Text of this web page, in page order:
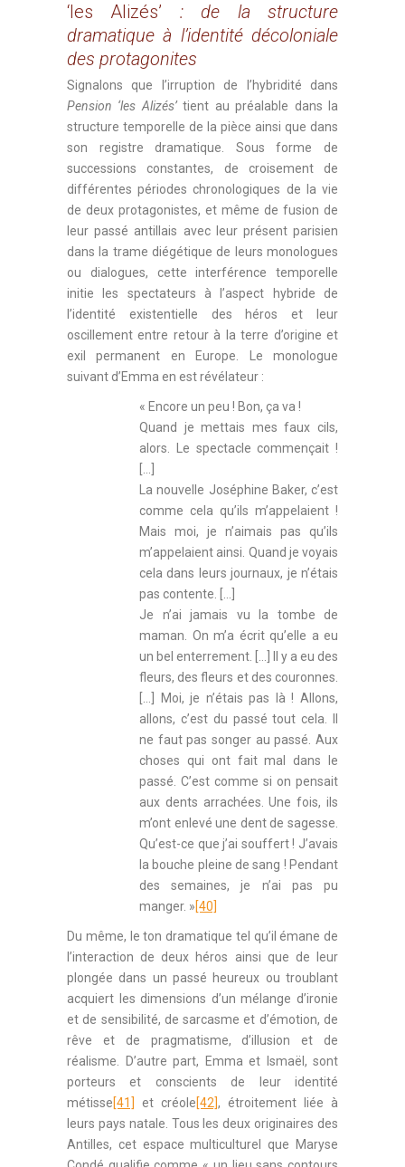
‘les Alizés’ : de la structure
dramatique à l’identité décoloniale
des protagonites
Signalons que l’irruption de l’hybridité dans
Pension ‘les Alizés’tient au préalable dans la
structure temporelle de la pièce ainsi que dans
son registre dramatique. Sous forme de
successions constantes, de croisement de
différentes périodes chronologiques de la vie
de deux protagonistes, et même de fusion de
leur passé antillais avec leur présent parisien
dans la trame diégétique de leurs monologues
ou dialogues, cette interférence temporelle
initie les spectateurs à l’aspect hybride de
l’identité existentielle des héros et leur
oscillement entre retour à la terre d’origine et
exil permanent en Europe. Le monologue
suivant d’Emma en est révélateur :
« Encore un peu ! Bon, ça va !
Quand je mettais mes faux cils,
alors. Le spectacle commençait !
La nouvelle Joséphine Baker, c’est
comme cela qu’ils m’appelaient !
Mais moi, je n’aimais pas qu’ils
m’appelaient ainsi. Quand je voyais
cela dans leurs journaux, je n’étais
pas contente. […]
Je n’ai jamais vu la tombe de
maman. On m’a écrit qu’elle a eu
un bel enterrement. […] Il y a eu des
fleurs, des fleurs et des couronnes.
[…] Moi, je n’étais pas là ! Allons,
allons, c’est du passé tout cela. Il
ne faut pas songer au passé. Aux
choses qui ont fait mal dans le
passé. C’est comme si on pensait
aux dents arrachées. Une fois, ils
m’ont enlevé une dent de sagesse.
Qu’est-ce que j’ai souffert ! J’avais
la bouche pleine de sang ! Pendant
des semaines, je n’ai pas pu
manger. »[40]
Du même, le ton dramatique tel qu’il émane de
l’interaction de deux héros ainsi que de leur
plongée dans un passé heureux ou troublant
acquiert les dimensions d’un mélange d’ironie
et de sensibilité, de sarcasme et d’émotion, de
rêve et de pragmatisme, d’illusion et de
réalisme. D’autre part, Emma et Ismaël, sont
porteurs et conscients de leur identité
métisse[41] et créole[42], étroitement liée à
leurs pays natale. Tous les deux originaires des
Antilles, cet espace multiculturel que Maryse